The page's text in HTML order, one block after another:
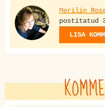
Merilin
postitatud
LISA